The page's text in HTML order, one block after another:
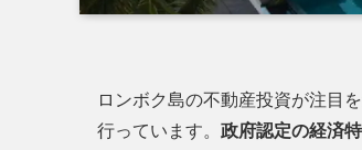
ロンボク島の不動産投資が注目
行っています。 政府認定の経済